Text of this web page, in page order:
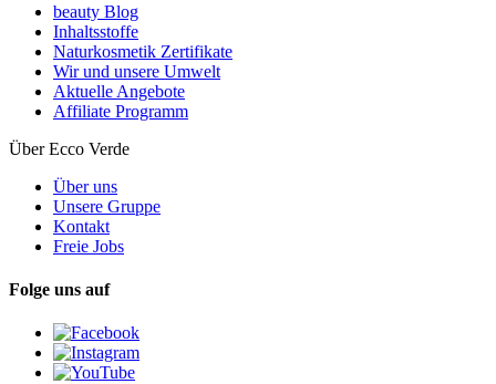
beauty Blog
Inhaltsstoffe
Naturkosmetik Zertifikate
Wir und unsere Umwelt
Aktuelle Angebote
Affiliate Programm
Über Ecco Verde
Über uns
Unsere Gruppe
Kontakt
Freie Jobs
Folge uns auf